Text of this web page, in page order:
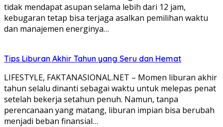
tidak mendapat asupan selama lebih dari 12 jam,
kebugaran tetap bisa terjaga asalkan pemilihan waktu
dan manajemen energinya…
Tips Liburan Akhir Tahun yang Seru dan Hemat
LIFESTYLE, FAKTANASIONAL.NET – Momen liburan akhir
tahun selalu dinanti sebagai waktu untuk melepas penat
setelah bekerja setahun penuh. Namun, tanpa
perencanaan yang matang, liburan impian bisa berubah
menjadi beban finansial…